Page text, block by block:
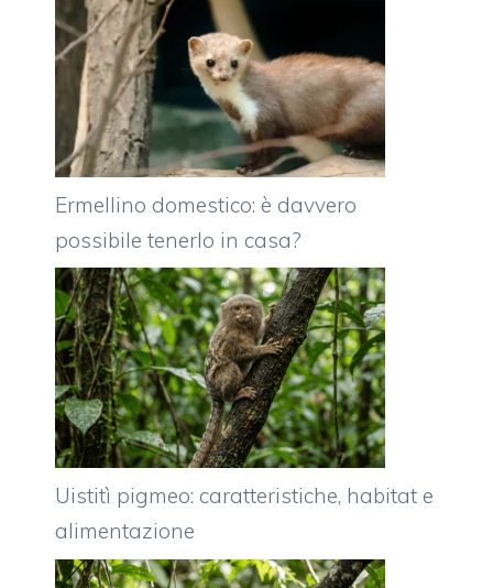
Ermellino domestico: è davvero
possibile tenerlo in casa?
Uistitì pigmeo: caratteristiche, habitat e
alimentazione